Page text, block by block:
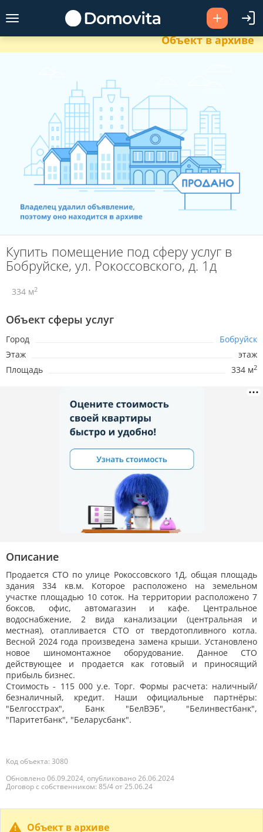
Объект в архиве
Купить помещение под сферу услуг в
Бобруйске, ул. Рокоссовского, д. 1д
334 м2
Объект сферы услуг
Город
Бобруйск
Этаж
этаж
Площадь
334 м2
Описание
Продается СТО по улице Рокоссовского 1Д, общая площадь
здания 334 кв.м. Которое расположено на земельном
участке площадью 10 соток. На территории расположено 7
боксов, офис, автомагазин и кафе. Центральное
водоснабжение, 2 вида канализации (центральная и
местная), отапливается СТО от твердотопливного котла.
Весной 2024 года произведена замена крыши. Установлено
новое шиномонтажное оборудование. Данное СТО
действующее и продается как готовый и приносящий
прибыль бизнес.
Стоимость - 115 000 у.е. Торг. Формы расчета: наличный/
безналичный, кредит. Наши официальные партнёры:
"Белгосстрах", Банк "БелВЭБ", "Белинвестбанк",
"Паритетбанк", "Беларусбанк".
Код объекта: 3080
Обновлено 06.09.2024, опубликовано 26.06.2024
Договор с собственником: 85/4 от 25.06.24
Объект в архиве